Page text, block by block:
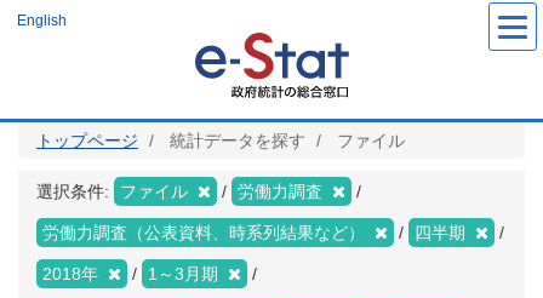
ツ
English
トップページ 統計データを探す ファイル
選択条件: ファイル 労働力調査
労働力調査（公表資料、時系列結果など） 四半期
2018年 1～3月期